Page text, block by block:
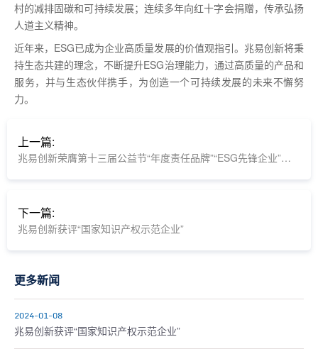
村的减排固碳和可持续发展；连续多年向红十字会捐赠，传承弘扬
人道主义精神。
近年来，ESG已成为企业高质量发展的价值观指引。兆易创新将秉
持生态共建的理念，不断提升ESG治理能力，通过高质量的产品和
服务，并与生态伙伴携手，为创造一个可持续发展的未来不懈努
力。
上一篇:
兆易创新荣膺第十三届公益节“年度责任品牌”“ESG先锋企业”双料大奖
下一篇:
兆易创新获评“国家知识产权示范企业”
更多新闻
2024-01-08
兆易创新获评“国家知识产权示范企业”